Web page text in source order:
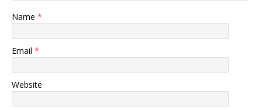
Name *
Email *
Website